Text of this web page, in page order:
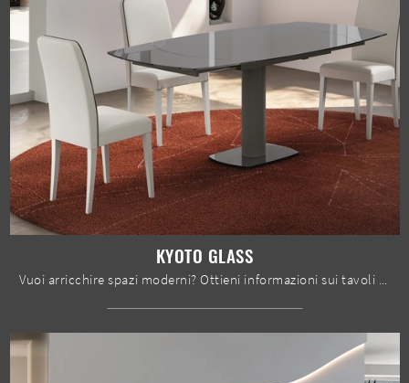
KYOTO GLASS
Vuoi arricchire spazi moderni? Ottieni informazioni sui tavoli moderni allungabili: il modello da pranzo Kyoto Glass ti sta aspettando.